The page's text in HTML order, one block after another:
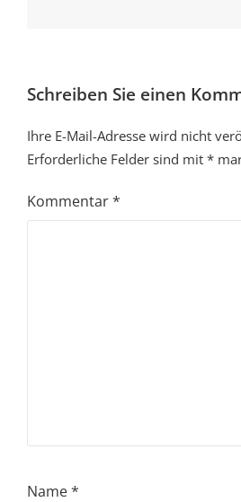
Schreiben Sie einen
Ihre E-Mail-Adresse wird nicht
Erforderliche Felder sind mit *
Kommentar*
Name*